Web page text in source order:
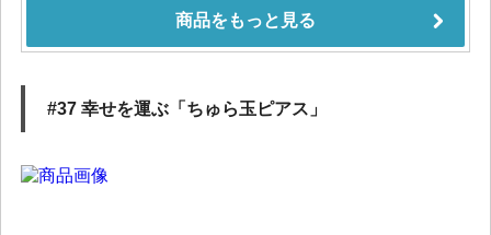
#37 幸せを運ぶ「ちゅら玉ピアス」